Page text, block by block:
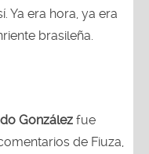
Ya era hora, ya era
brasileña.
González fue
de Fiuza,